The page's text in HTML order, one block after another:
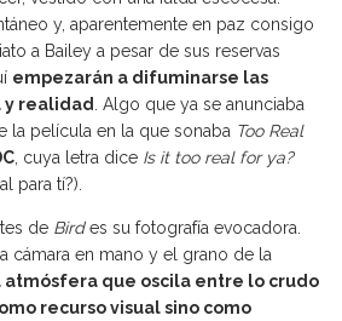
y, aparentemente en paz consigo
a Bailey a pesar de sus reservas
empezarán a difuminarse las
y realidad
. Algo que ya se anunciaba
la película en la que sonaba Too Real
, cuya letra dice Is it too real for ya?
para tí?).
de Birdes su fotografía evocadora.
cámara en mano y el grano de la
atmósfera que oscila entre lo crudo
recurso visual sino como